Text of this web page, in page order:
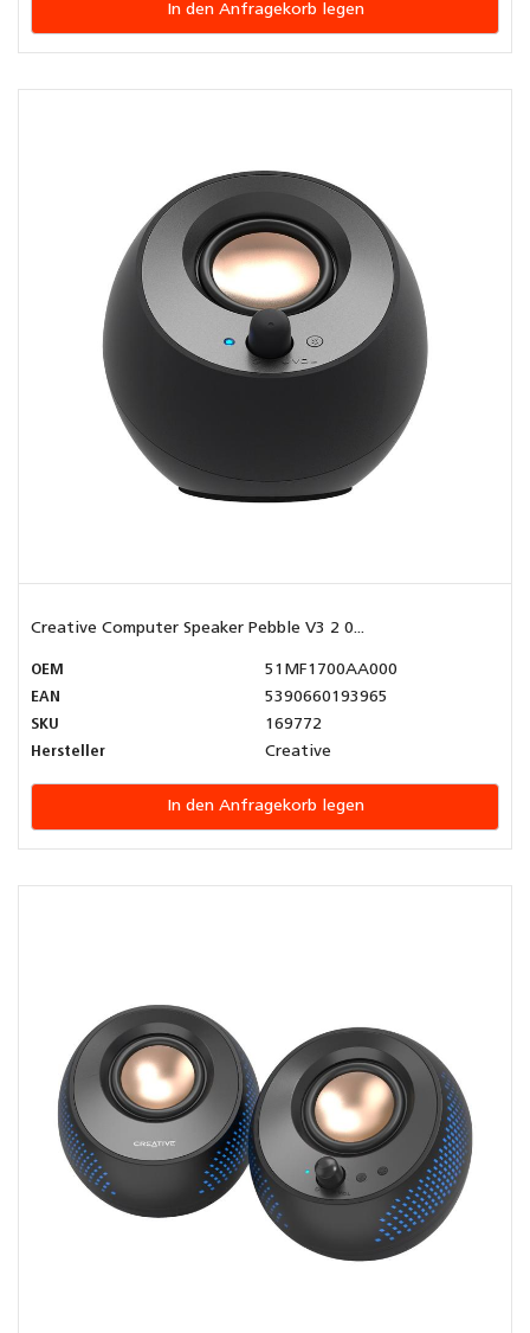
In den Anfragekorb legen
Creative Computer Speaker Pebble V3 2 0...
OEM
51MF1700AA000
EAN
5390660193965
SKU
169772
Hersteller
Creative
In den Anfragekorb legen